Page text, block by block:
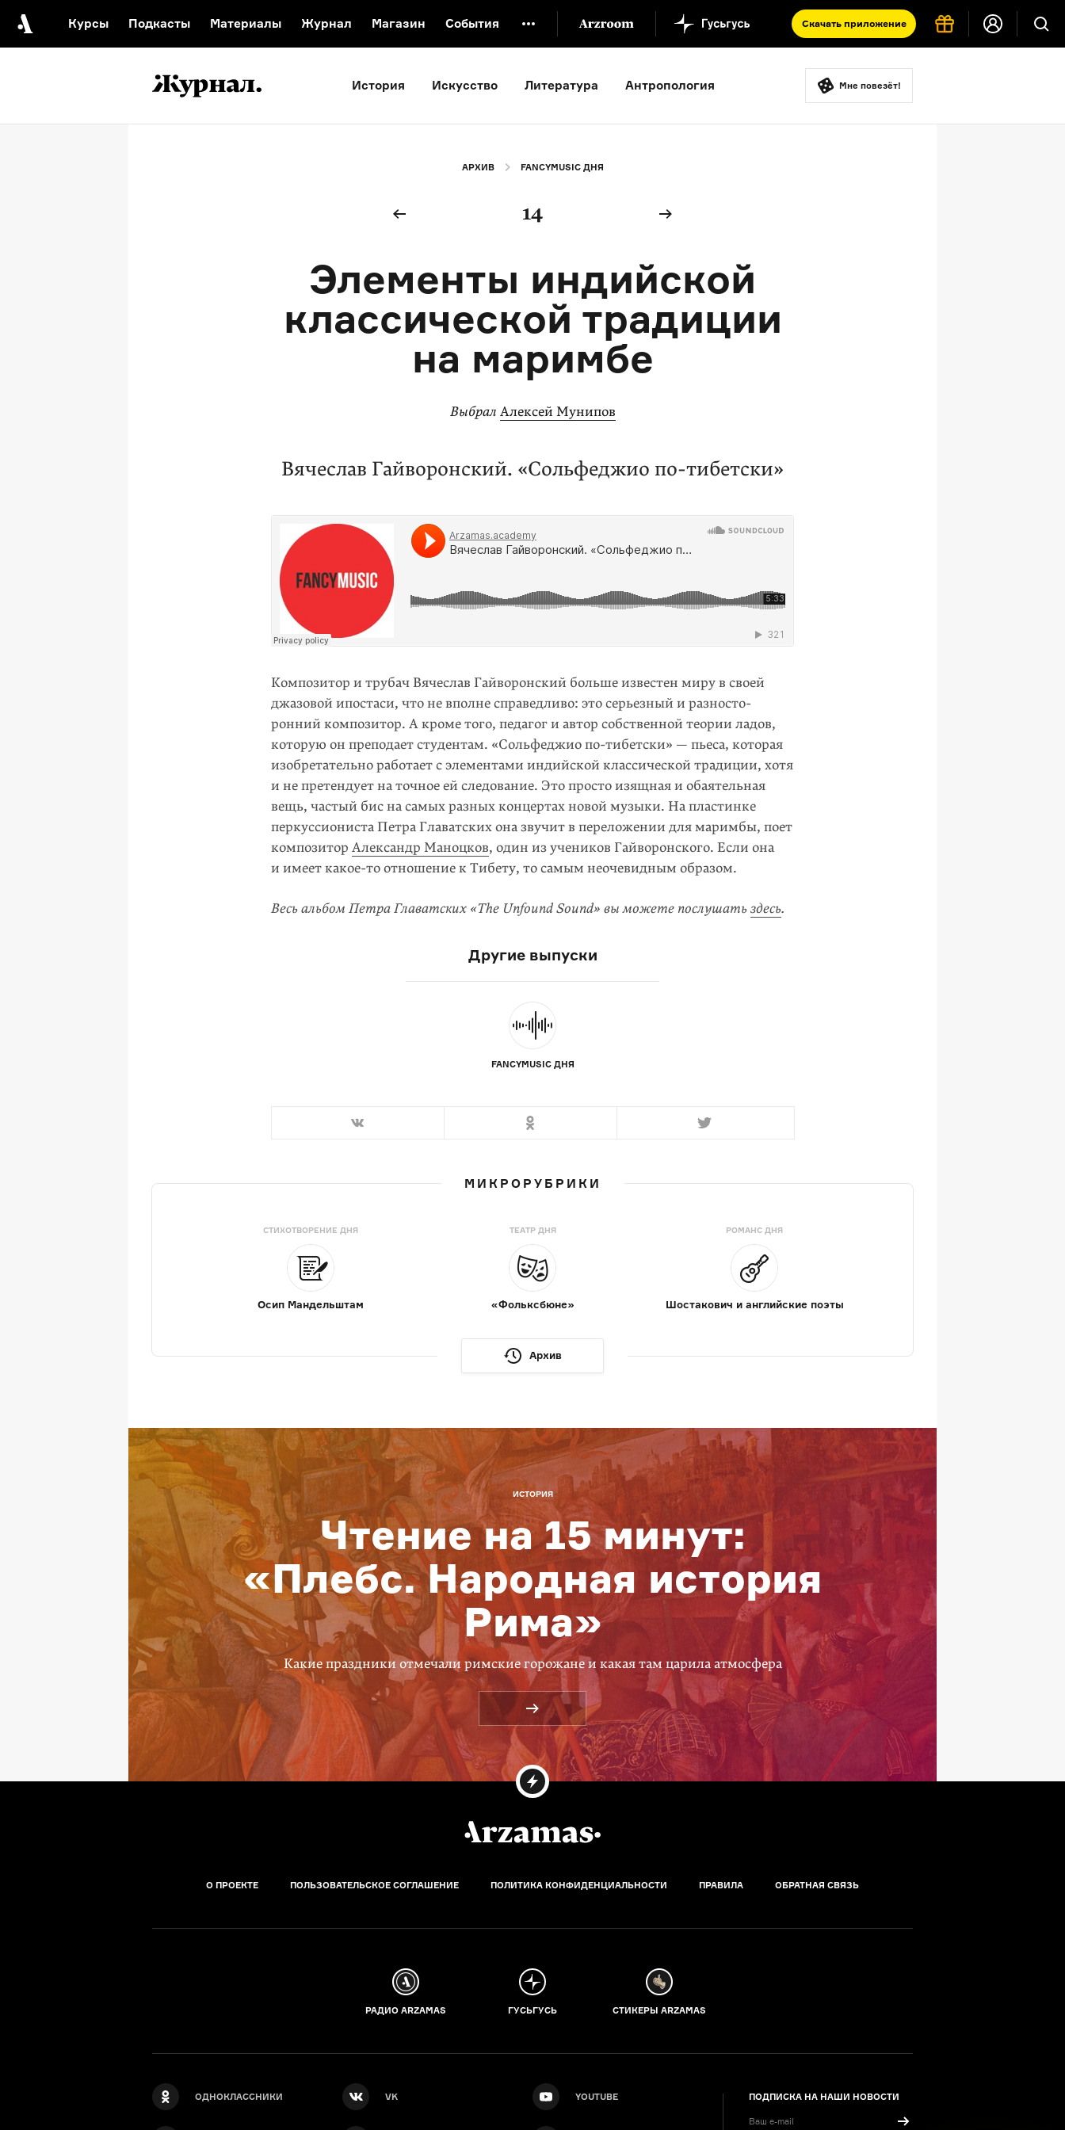
Курсы Подкасты Материалы Журнал Магазин События Скачать приложение
Видеоистория русской культуры
Русский язык от «гой еси» до «лол кек»
Что такое античность
История Искусство Литература Антропология Мне повезёт!
АРХИВ FANCYMUSIC ДНЯ
14
Элементы индийской
классической традиции
на маримбе
Выбрал Алексей Мунипов
Вячеслав Гайворонский. «Сольфеджио по-тибетски»
Композитор и трубач Вячеслав Гайворонский больше известен миру в своей
джазовой ипостаси, что не вполне справедливо: это серьезный и разносто­
ронний композитор. А кроме того, педагог и автор собственной теории ладов,
которую он преподает студентам. «Сольфеджио по-тибетски» — пьеса, которая
изобретательно работает с элементами индийской классической традиции, хотя
и не претендует на точное ей следование. Это просто изящная и обаятель­ная
вещь, частый бис на самых разных концертах новой музыки. На пластинке
перкуссиониста Петра Главатских она звучит в переложении для маримбы, поет
композитор Александр Маноцков, один из учеников Гайворонского. Если она
и имеет какое-то отношение к Тибету, то самым неочевидным образом.
Весь альбом Петра Главатских «The Unfound Sound» вы можете послушатьздесь.
Другие выпуски
FANCYMUSIC ДНЯ
МИКРОРУБРИКИ
СТИХОТВОРЕНИЕ ДНЯ
Осип Мандельштам
ТЕАТР ДНЯ
«Фольксбюне»
РОМАНС ДНЯ
Шостакович и английские поэты
Архив
ИСТОРИЯ
Чтение на 15 минут:
«Плебс. Народная история
Рима»
Какие праздники отмечали римские горожане и какая там царила атмосфера
О ПРОЕКТЕ ПОЛЬЗОВАТЕЛЬСКОЕ СОГЛАШЕНИЕ ПОЛИТИКА КОНФИДЕНЦИАЛЬНОСТИ ПРАВИЛА ОБРАТНАЯ СВЯЗЬ
РАДИО ARZAMAS ГУСЬГУСЬ СТИКЕРЫ ARZAMAS
ОДНОКЛАССНИКИ VK YOUTUBE ПОДПИСКА НА НАШИ НОВОСТИ